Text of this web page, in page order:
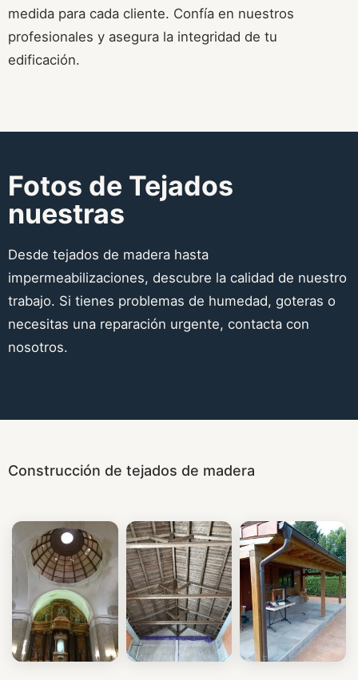
medida para cada cliente. Confía en nuestros
profesionales y asegura la integridad de tu
edificación.
Fotos de Tejados
nuestras
Desde tejados de madera hasta
impermeabilizaciones, descubre la calidad de nuestro
trabajo. Si tienes problemas de humedad, goteras o
necesitas una reparación urgente, contacta con
nosotros.
Construcción de tejados de madera